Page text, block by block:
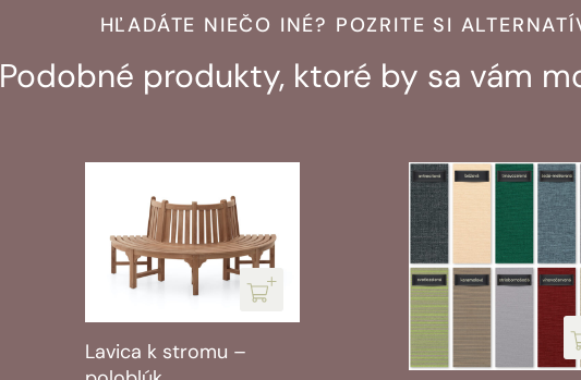
HĽADÁTE NIEČO INÉ? POZRITE SI
Podobné produkty, ktoré by sa vám
Lavica k stromu –